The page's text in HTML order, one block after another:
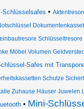
Schlüsselsafes •
Möbel Volumen
Safes mit
Schutze
Zuhause Häuser Juwelen
• Mini-